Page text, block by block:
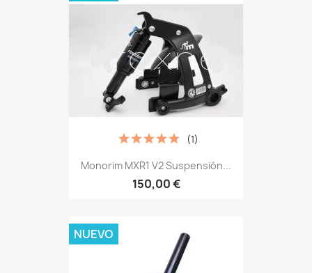
Monorim MXR1 V2 Suspensión...
150,00 €
(1)
NUEVO